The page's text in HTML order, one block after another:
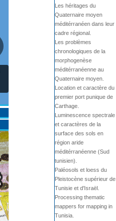
Les héritages du
Quaternaire moyen
méditérranéen dans leur
cadre régional.
Les problèmes
chronologiques de la
morphogenèse
méditérranéenne au
Quaternaire moyen.
Location et caractère du
premier port punique de
Carthage.
Luminescence spectrale
et caractères de la
surface des sols en
région aride
méditérranéenne (Sud
tunisien).
Paléosols et loess du
Pleistocène supérieur de
Tunisie et d'Israël.
Processing thematic
mappers for mapping in
Tunisia.